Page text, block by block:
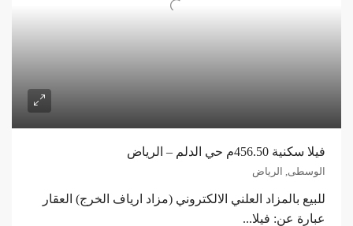
فيلا سكنية 456.50م حي الدلم – الرياض
الوسطى, الرياض
للبيع بالمزاد العلني الالكتروني (مزاد ارياف الخرج) العقار
عبارة عن: فيلا...